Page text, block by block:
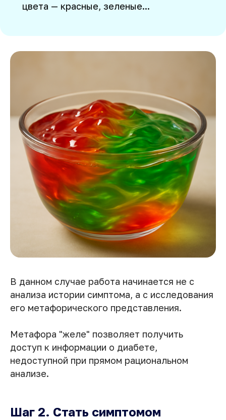
цвета — красные, зеленые...
В данном случае работа начинается не с
анализа истории симптома, а с исследования
его метафорического представления.
Метафора "желе" позволяет получить
доступ к информации о диабете,
недоступной при прямом рациональном
анализе.
Шаг 2. Стать симптомом